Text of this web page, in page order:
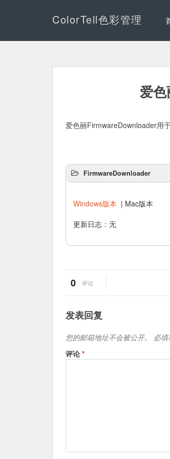
ColorTell色彩管理
爱
爱色丽FirmwareDownloader用
FirmwareDownloader
Windows版本 | Mac版本
更新日志：无
0 评论
发表回复
您的邮箱地址不会被公开。 必
评论 *